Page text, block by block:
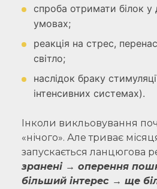
спроба отримати білок у
умовах;
реакція на стрес,
світло;
наслідок браку
інтенсивних системах).
Інколи викльовування
«нічого». Але триває
запускається ланцюгова
зранені → оперення
більший інтерес → ще